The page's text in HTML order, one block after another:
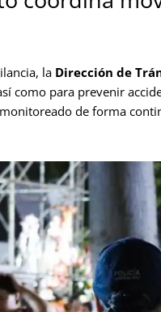
la Dirección de
como para prevenir
de forma